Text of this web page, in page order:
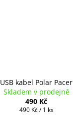
USB kabel Polar Pacer
Skladem v prodejně
490 Kč
Měrná
490 Kč / 1 ks